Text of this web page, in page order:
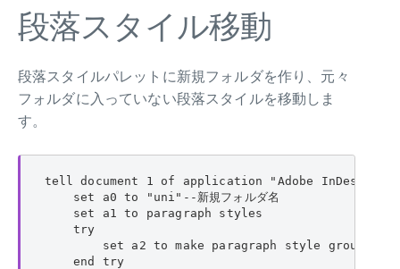
段落スタイル移動
段落スタイルパレットに新規フォルダを作り、元々
フォルダに入っていない段落スタイルを移動しま
す。
tell document 1 of application "Adobe InDesign
    set a0 to "uni"--新規フォルダ名
    set a1 to paragraph styles
    try
set a2 to make paragraph style group
    end try